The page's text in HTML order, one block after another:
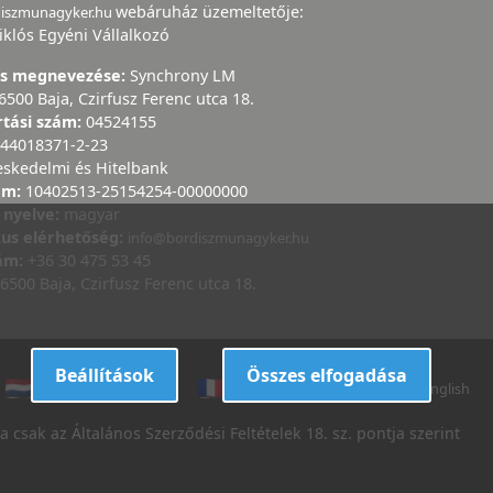
webáruház üzemeltetője:
Egyéni Vállalkozó
megnevezése: Synchrony LM
6500 Baja, Czirfusz Ferenc utca 18.
szám: 04524155
44018371-2-23
és Hitelbank
10402513-25154254-00000000
magyar
elérhetőség:
info@bordiszmunagyker.hu
+36 30 475 53 45
6500 Baja, Czirfusz Ferenc utca 18.
dutch danish french italian english
az Általános Szerződési Feltételek 18. sz. pontja szerint
Beállítások Összes elfogadása